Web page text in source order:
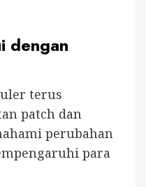
dengan
terus
patch dan
perubahan
para